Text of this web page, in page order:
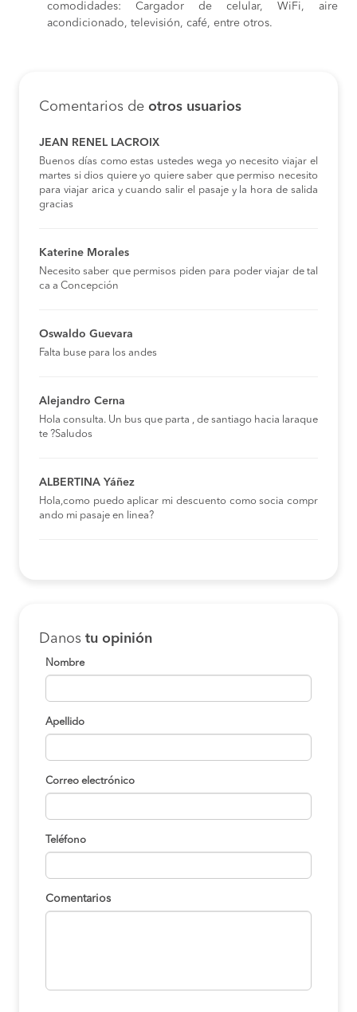
comodidades: Cargador de celular, WiFi, aire
acondicionado, televisión, café, entre otros.
Comentarios de otros usuarios
JEAN RENEL LACROIX
Buenos días como estas ustedes wega yo necesito viajar el
martes si dios quiere yo quiere saber que permiso necesito
para viajar arica y cuando salir el pasaje y la hora de salida
gracias
Katerine Morales
Necesito saber que permisos piden para poder viajar de tal
ca a Concepción
Oswaldo Guevara
Falta buse para los andes
Alejandro Cerna
Hola consulta. Un bus que parta , de santiago hacia laraque
te ?Saludos
ALBERTINA Yáñez
Hola,como puedo aplicar mi descuento como socia compr
ando mi pasaje en linea?
Danos tu opinión
Nombre
Apellido
Correo electrónico
Teléfono
Comentarios